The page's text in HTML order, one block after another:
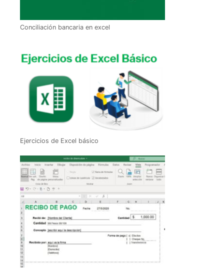
Conciliación bancaria en excel
Ejercicios de Excel básico